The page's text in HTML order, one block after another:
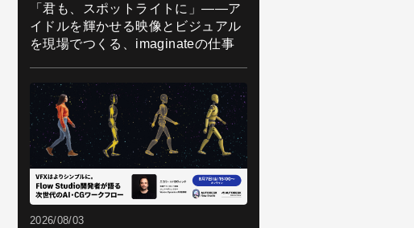
「君も、スポットライトに」――ア
イドルを輝かせる映像とビジュアル
を現場でつくる、imaginateの仕事
2026/08/03